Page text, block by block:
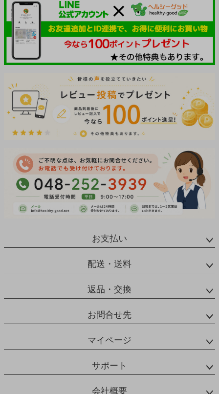
お支払い
配送・送料
返品・交換
お問合せ先
マイページ
サポート
会社概要